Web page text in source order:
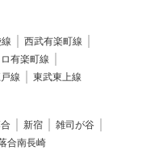
西武有楽町線
有楽町線
線 東武東上線
新宿
雑司が谷
合南長崎